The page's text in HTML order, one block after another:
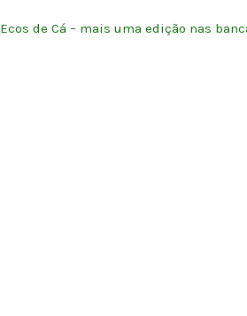
Ecos de Cá – mais uma edição nas